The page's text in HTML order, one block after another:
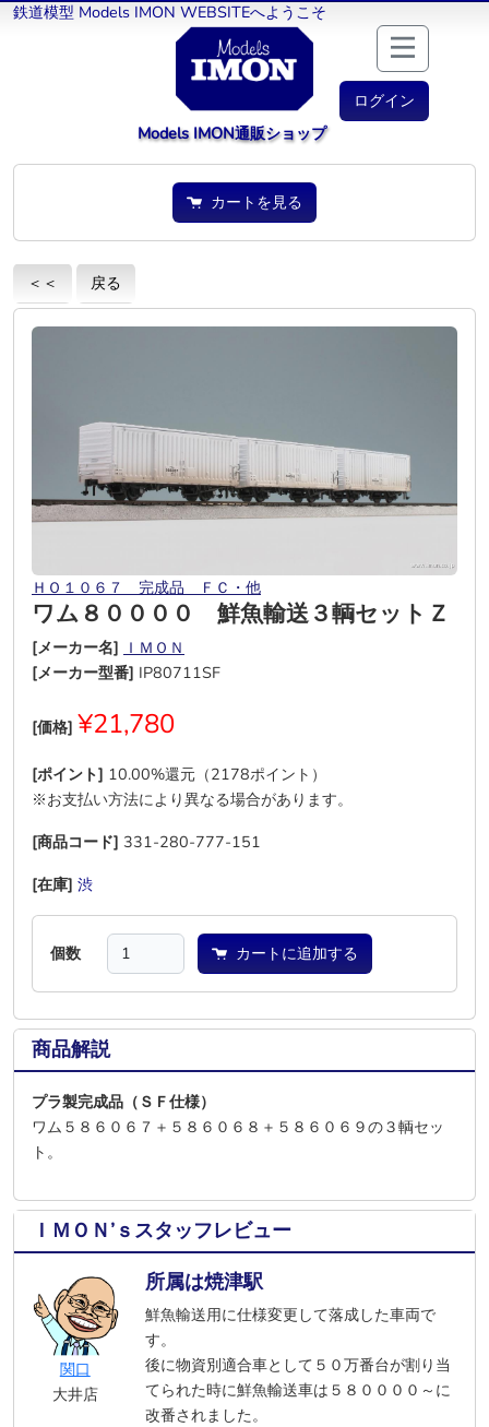
鉄道模型 Models IMON WEBSITEへようこそ
ログイン
Models IMON通販ショップ
カートを見る
＜＜ 戻る
ＨＯ１０６７ 完成品 ＦＣ・他
ワム８００００ 鮮魚輸送３輌セットＺ
[メーカー名] ＩＭＯＮ
[メーカー型番] IP80711SF
[価格] ¥21,780
[ポイント] 10.00%還元（2178ポイント）
※お支払い方法により異なる場合があります。
[商品コード] 331-280-777-151
[在庫] 渋
個数 カートに追加する
商品解説
プラ製完成品（ＳＦ仕様）
ワム５８６０６７＋５８６０６８＋５８６０６９の３輌セッ
ト。
ＩＭＯＮ’ｓスタッフレビュー
関口
大井店
所属は焼津駅
鮮魚輸送用に仕様変更して落成した車両で
す。
後に物資別適合車として５０万番台が割り当
てられた時に鮮魚輸送車は５８００００～に
改番されました。